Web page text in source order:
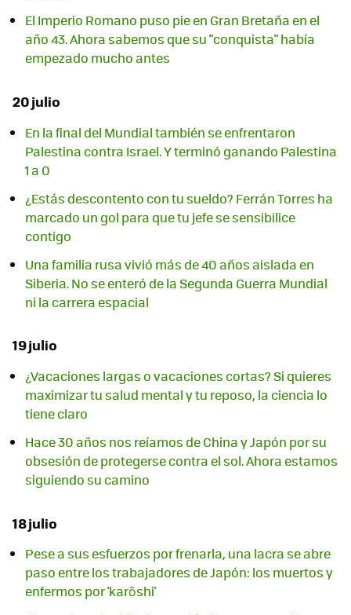
El Imperio Romano puso pie en Gran Bretaña en el
año 43. Ahora sabemos que su "conquista" había
empezado mucho antes
20 julio
En la final del Mundial también se enfrentaron
Palestina contra Israel. Y terminó ganando Palestina
1 a 0
¿Estás descontento con tu sueldo? Ferrán Torres ha
marcado un gol para que tu jefe se sensibilice
contigo
Una familia rusa vivió más de 40 años aislada en
Siberia. No se enteró de la Segunda Guerra Mundial
ni la carrera espacial
19 julio
¿Vacaciones largas o vacaciones cortas? Si quieres
maximizar tu salud mental y tu reposo, la ciencia lo
tiene claro
Hace 30 años nos reíamos de China y Japón por su
obsesión de protegerse contra el sol. Ahora estamos
siguiendo su camino
18 julio
Pese a sus esfuerzos por frenarla, una lacra se abre
paso entre los trabajadores de Japón: los muertos y
enfermos por 'karōshi'